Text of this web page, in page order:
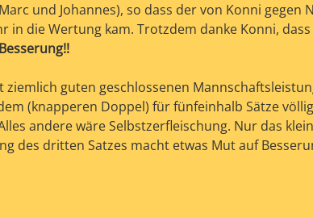
und Johannes), so dass der von Konni gegen
in die Wertung kam. Trotzdem danke Konni,
guten geschlossenen
(knapperen Doppel) für fünfeinhalb Sätze
andere wäre Selbstzerfleischung. Nur das
des dritten Satzes macht etwas Mut auf